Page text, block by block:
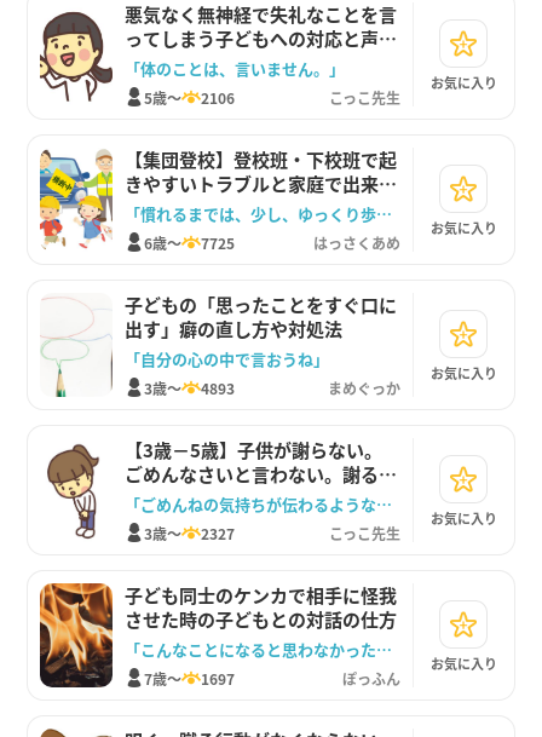
悪気なく無神経で失礼なことを言
ってしまう子どもへの対応と声か
け
「体のことは、言いません。」
5歳～ 2106 こっこ先生
お気に入り
【集団登校】登校班・下校班で起
きやすいトラブルと家庭で出来る
対策法
「慣れるまでは、少し、ゆっくり歩いてもらえる？」
6歳～ 7725 はっさくあめ
お気に入り
子どもの「思ったことをすぐ口に
出す」癖の直し方や対処法
「自分の心の中で言おうね」
3歳～ 4893 まめぐっか
お気に入り
【3歳－5歳】子供が謝らない。
ごめんなさいと言わない。謝るの
が下手な子に親が出来るサポート
方法
「ごめんねの気持ちが伝わるような、おすすめの謝り方を教えてあげるね」
3歳～ 2327 こっこ先生
お気に入り
子ども同士のケンカで相手に怪我
させた時の子どもとの対話の仕方
「こんなことになると思わなかったやろ？お母さんもよ。ビックリしたね。」
7歳～ 1697 ぽっふん
お気に入り